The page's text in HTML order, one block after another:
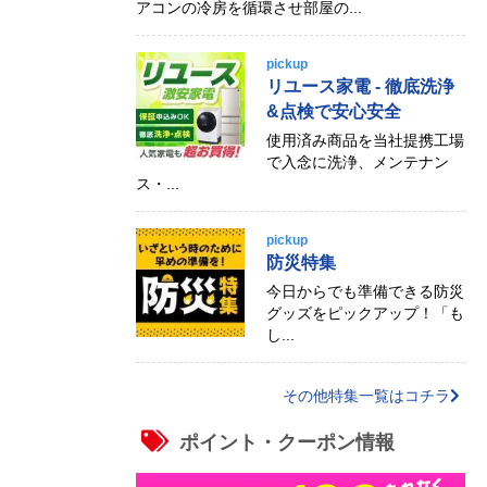
アコンの冷房を循環させ部屋の...
pickup
リユース家電 - 徹底洗浄
&点検で安心安全
使用済み商品を当社提携工場
で入念に洗浄、メンテナン
ス・...
pickup
防災特集
今日からでも準備できる防災
グッズをピックアップ！「も
し...
その他特集一覧はコチラ
ポイント・クーポン情報